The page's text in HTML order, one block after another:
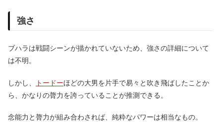
強さ
ブハラは戦闘シーンが描かれていないため、強さの詳細について
は不明。
しかし、 トードーほどの大男を片手で易々と吹き飛ばしたことか
ら、かなりの膂力を誇っていることが推測できる。
念能力と膂力が組み合わされば、純粋なパワーは相当なもの。